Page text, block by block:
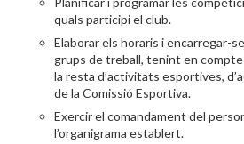
quals participi el club.
Elaborar els horaris i encarregar-
grups de treball, tenint en compte
la resta d’activitats esportives,
de la Comissió Esportiva.
Exercir el comandament del
l’organigrama establert.